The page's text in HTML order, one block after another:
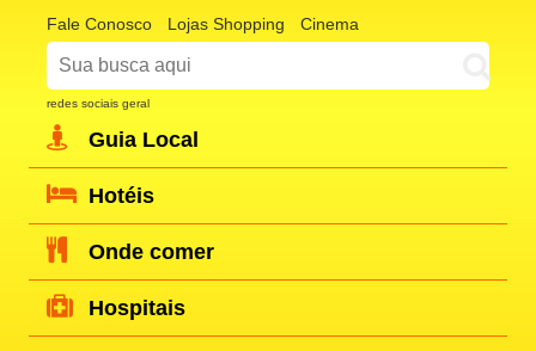
Fale Conosco Lojas Shopping Cinema
redes sociais geral
Guia Local
Hotéis
Onde comer
Hospitais